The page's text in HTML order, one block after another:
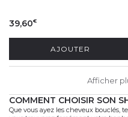
39,60€
AJOUTER
Afficher
COMMENT CHOISIR SON
Que vous ayez les cheveux bouclés,